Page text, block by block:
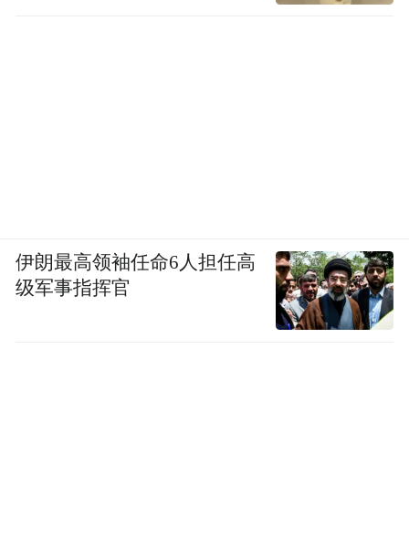
伊朗最高领袖任命6人担任高
级军事指挥官